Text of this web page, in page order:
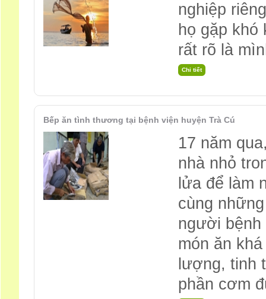
nghiệp
họ gặp
rất rõ là
Bếp ăn tình thương tại bệnh viện huyện Trà Cú
17 năm
nhà nhỏ
lửa để làm
cùng
người bệnh
món ăn
lượng, tinh
phần cơm